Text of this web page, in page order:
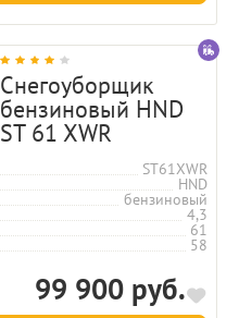
Снегоуборщик
бензиновый HND
ST 61 XWR
ST61XWR
HND
бензиновый
4,3
61
58
99 900 руб.